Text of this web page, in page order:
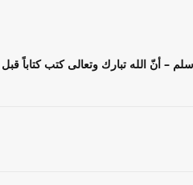
– أنّ الله تبارك وتعالى كتب